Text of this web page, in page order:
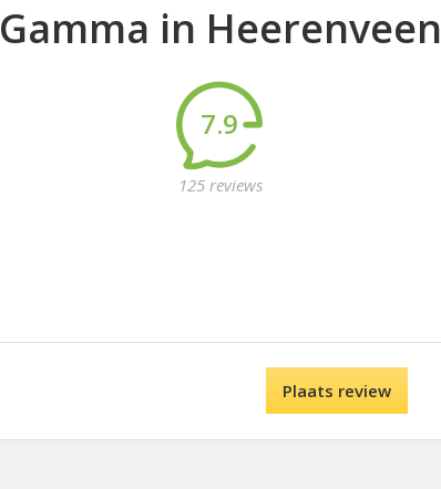
Gamma in Heerenveen
7.9
125 reviews
Plaats review